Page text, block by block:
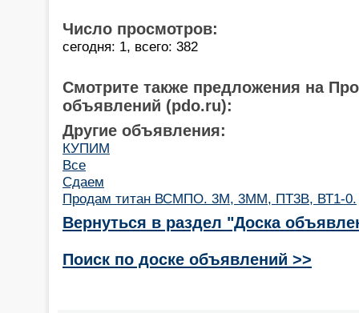
Число просмотров:
сегодня: 1, всего: 382
Смотрите также предложения на
объявлений (pdo.ru):
Другие объявления:
КУПИМ
Все
Сдаем
Продам титан ВСМПО. 3М, 3ММ, ПТ3В, ВТ1-0.
Вернуться в раздел "Доска
Поиск по доске объявлений >>